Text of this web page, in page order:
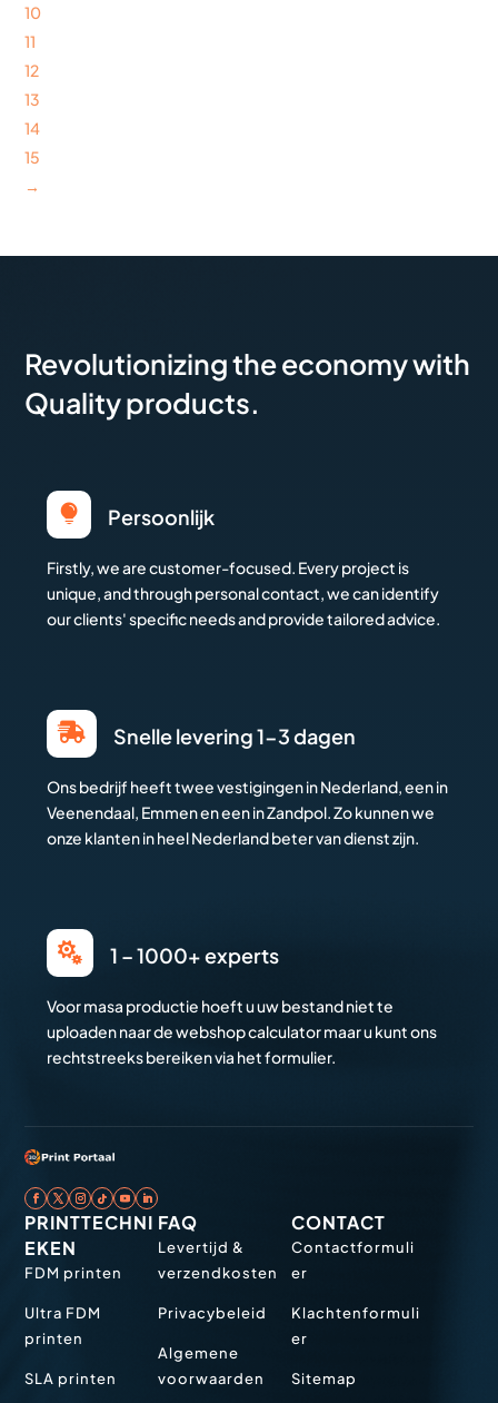
10
11
12
13
14
15
→
Revolutionizing the economy with
Quality products.
 Persoonlijk
Firstly, we are customer-focused. Every project is
unique, and through personal contact, we can identify
our clients' specific needs and provide tailored advice.
 Snelle levering 1-3 dagen
Ons bedrijf heeft twee vestigingen in Nederland, een in
Veenendaal, Emmen en een in Zandpol. Zo kunnen we
onze klanten in heel Nederland beter van dienst zijn.
 1 – 1000+ experts
Voor masa productie hoeft u uw bestand niet te
uploaden naar de webshop calculator maar u kunt ons
rechtstreeks bereiken via het formulier.
PRINTTECHNI
EKEN
FDM printen
Ultra FDM
printen
SLA printen
FAQ
Levertijd &
verzendkosten
Privacybeleid
Algemene
voorwaarden
CONTACT
Contactformuli
er
Klachtenformuli
er
Sitemap